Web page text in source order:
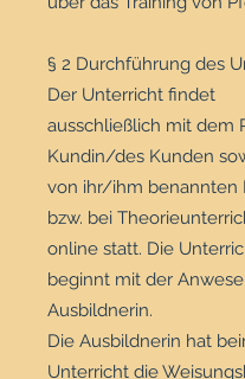
§ 2 Durchführung des
Der Unterricht findet
ausschließlich mit dem
Kundin/des Kunden
von ihr/ihm benannten
bzw. bei
online statt. Die
beginnt mit der
Ausbildnerin.
Die Ausbildnerin hat
Unterricht die